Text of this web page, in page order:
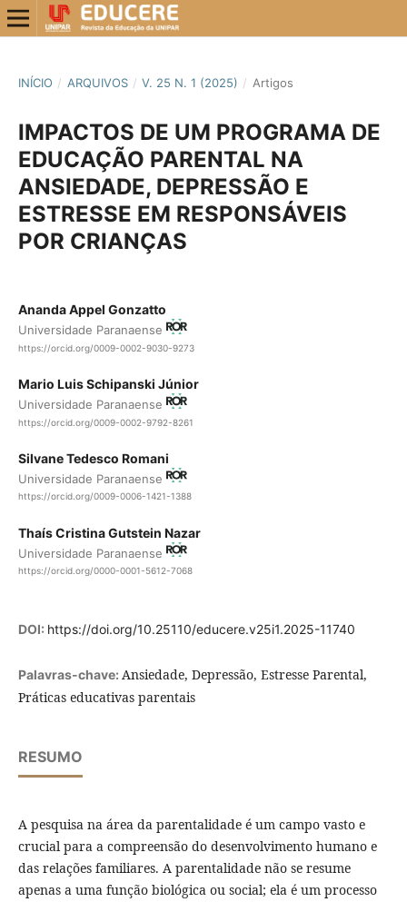
INÍCIO / ARQUIVOS / V. 25 N. 1 (2025) / Artigos
IMPACTOS DE UM PROGRAMA DE
EDUCAÇÃO PARENTAL NA
ANSIEDADE, DEPRESSÃO E
ESTRESSE EM RESPONSÁVEIS
POR CRIANÇAS
Ananda Appel Gonzatto
Universidade Paranaense
https://orcid.org/0009-0002-9030-9273
Mario Luis Schipanski Júnior
Universidade Paranaense
https://orcid.org/0009-0002-9792-8261
Silvane Tedesco Romani
Universidade Paranaense
https://orcid.org/0009-0006-1421-1388
Thaís Cristina Gutstein Nazar
Universidade Paranaense
https://orcid.org/0000-0001-5612-7068
DOI: https://doi.org/10.25110/educere.v25i1.2025-11740
Palavras-chave: Ansiedade, Depressão, Estresse Parental,
Práticas educativas parentais
RESUMO
A pesquisa na área da parentalidade é um campo vasto e
crucial para a compreensão do desenvolvimento humano e
das relações familiares. A parentalidade não se resume
apenas a uma função biológica ou social; ela é um processo